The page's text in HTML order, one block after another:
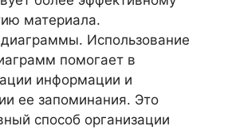
материала.
Использование
помогает в
информации и
ее запоминания. Это
способ организации